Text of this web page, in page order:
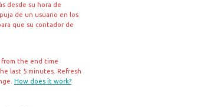
desde su hora de
de un usuario en los
que su contador de
the end time
last 5 minutes. Refresh
How does it work?